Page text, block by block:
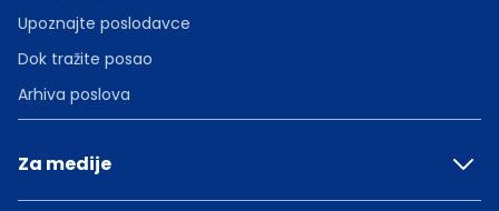
Upoznajte poslodavce
Dok tražite posao
Arhiva poslova
Za medije